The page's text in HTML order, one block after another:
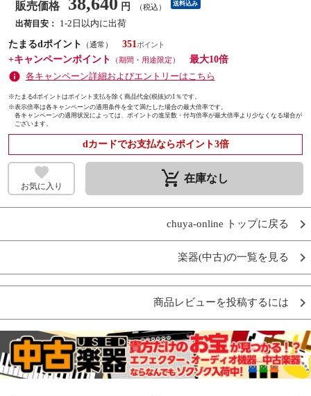
販売価格 円 （税込） 送料込み
出荷目安：
1-2日以内に出荷
たまるdポイント
（通常）
351
+キャンペーンポイント
（期間・用途限定）
最大10倍
各キャンペーン詳細およびエントリーはこちら
※たまるdポイントはポイント支払を除く商品代金(税抜)の1％です。
※表示倍率は各キャンペーンの適用条件を全て満たした場合の最大倍率です。
各キャンペーンの適用状況によっては、ポイントの進呈数・付与倍率が最大倍率より少なくなる場合が
ございます。
dカードでお支払ならポイント3倍
お気に入り remove_shopping_cart 在庫なし
chuya-online トップに戻る
楽器(中古)の一覧を見る
商品レビューを投稿するには